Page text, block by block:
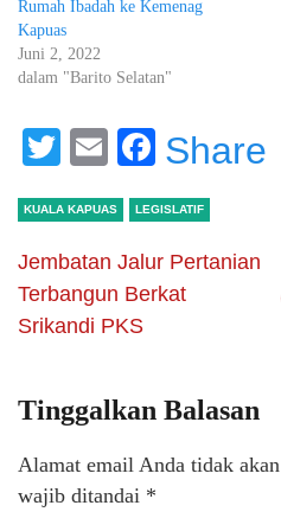
Rumah Ibadah ke Kemenag
Kapuas
Juni 2, 2022
dalam "Barito Selatan"
Twitter
EmailShare
KUALA KAPUAS LEGISLATIF
Jembatan Jalur Pertanian
Terbangun Berkat
Srikandi PKS
Tinggalkan Balasan
Alamat email Anda tidak
wajib ditandai *